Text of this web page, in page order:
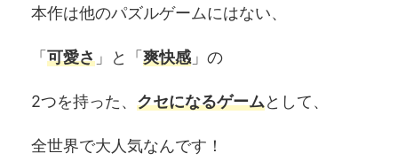
本作は他のパズルゲームにはない、
「 可愛さ 」と「 爽快感」の
2つを持った、 クセになるゲームとして、
全世界で大人気なんです！